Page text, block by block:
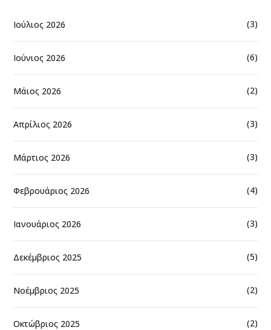
Ιούλιος 2026 (3)
Ιούνιος 2026 (6)
Μάιος 2026 (2)
Απρίλιος 2026 (3)
Μάρτιος 2026 (3)
Φεβρουάριος 2026 (4)
Ιανουάριος 2026 (3)
Δεκέμβριος 2025 (5)
Νοέμβριος 2025 (2)
Οκτώβριος 2025 (2)